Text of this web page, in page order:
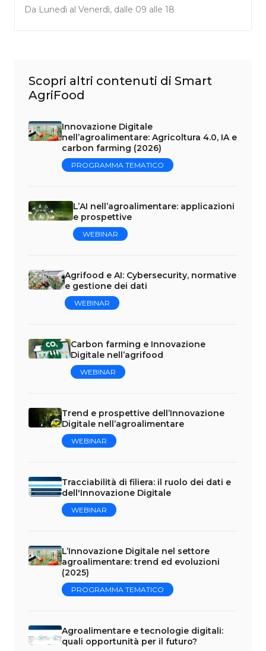
Da Lunedì al Venerdì, dalle 09 alle 18
Scopri altri contenuti di Smart
AgriFood
Innovazione Digitale
nell’agroalimentare: Agricoltura 4.0, IA e
carbon farming (2026)
PROGRAMMA TEMATICO
L’AI nell’agroalimentare: applicazioni
e prospettive
WEBINAR
Agrifood e AI: Cybersecurity, normative
e gestione dei dati
WEBINAR
Carbon farming e Innovazione
Digitale nell’agrifood
WEBINAR
Trend e prospettive dell’Innovazione
Digitale nell’agroalimentare
WEBINAR
Tracciabilità di filiera: il ruolo dei dati e
dell'Innovazione Digitale
WEBINAR
L’Innovazione Digitale nel settore
agroalimentare: trend ed evoluzioni
(2025)
PROGRAMMA TEMATICO
Agroalimentare e tecnologie digitali:
quali opportunità per il futuro?